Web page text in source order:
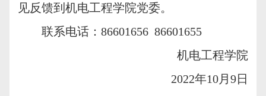
见反馈到机电工程学院党委。
联系电话：86601656 86601655
机电工程学院
2022年10月9日